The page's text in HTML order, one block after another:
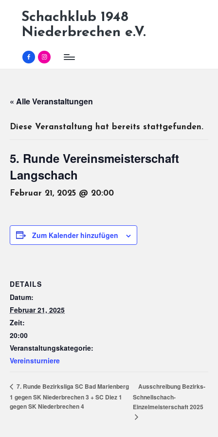
Schachklub 1948
Niederbrechen e.V.
Facebook
Instagram
« Alle Veranstaltungen
Diese Veranstaltung hat bereits stattgefunden.
5. Runde Vereinsmeisterschaft
Langschach
Februar 21, 2025 @ 20:00
Zum Kalender hinzufügen
DETAILS
Datum:
Februar 21, 2025
Zeit:
20:00
Veranstaltungskategorie:
Vereinsturniere
7. Runde Bezirksliga SC Bad Marienberg
1 gegen SK Niederbrechen 3 + SC Diez 1
gegen SK Niederbrechen 4
Ausschreibung Bezirks-
Schnellschach-
Einzelmeisterschaft 2025